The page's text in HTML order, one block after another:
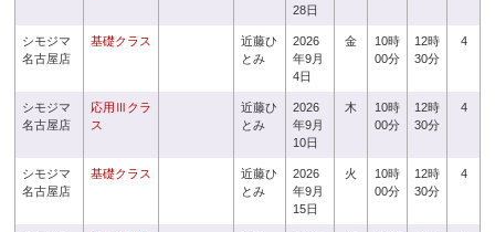
28日
シモジマ
名古屋店
基礎クラス
近藤ひ
とみ
2026
年9月
4日
金
10時
00分
12時
30分
4
シモジマ
名古屋店
応用Ⅲクラ
ス
近藤ひ
とみ
2026
年9月
10日
木
10時
00分
12時
30分
4
シモジマ
名古屋店
基礎クラス
近藤ひ
とみ
2026
年9月
15日
火
10時
00分
12時
30分
4